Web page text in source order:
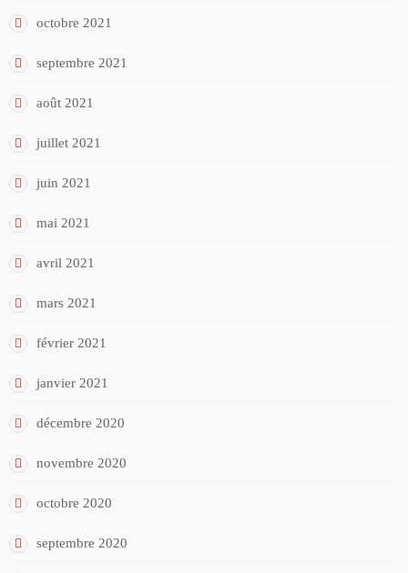
octobre 2021
septembre 2021
août 2021
juillet 2021
juin 2021
mai 2021
avril 2021
mars 2021
février 2021
janvier 2021
décembre 2020
novembre 2020
octobre 2020
septembre 2020